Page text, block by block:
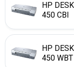
HP
450 CBI
HP
450 WBT